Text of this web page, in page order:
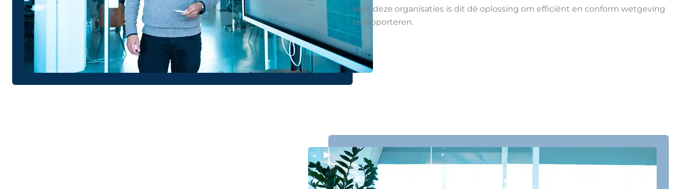
Voor deze organisaties is dit dé oplossing om efficiënt en conform wetgeving
te rapporteren.